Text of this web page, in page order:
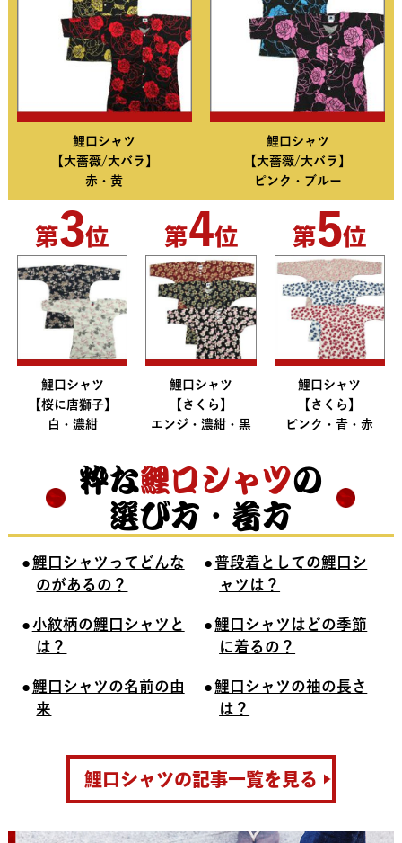
鯉口シャツ
【大薔薇/大バラ】
赤・黄
鯉口シャツ
【大薔薇/大バラ】
ピンク・ブルー
第3位
鯉口シャツ
【桜に唐獅子】
白・濃紺
第4位
鯉口シャツ
【さくら】
エンジ・濃紺・黒
第5位
鯉口シャツ
【さくら】
ピンク・青・赤
粋な鯉口シャツの
選び方・着方
鯉口シャツってどんな
のがあるの？
普段着としての鯉口シ
ャツは？
小紋柄の鯉口シャツと
は？
鯉口シャツはどの季節
に着るの？
鯉口シャツの名前の由
来
鯉口シャツの袖の長さ
は？
鯉口シャツの記事一覧を見る